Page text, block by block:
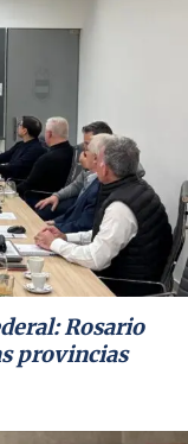
Rosario
provincias